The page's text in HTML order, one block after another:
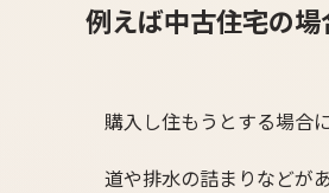
例えば中古住宅の
購入し住もうとする場合
道や排水の詰まりなどが